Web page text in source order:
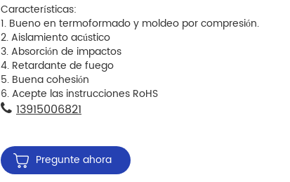
Características:
1. Bueno en termoformado y moldeo por compresión.
2. Aislamiento acústico
3. Absorción de impactos
4. Retardante de fuego
5. Buena cohesión
6. Acepte las instrucciones RoHS
13915006821
Pregunte ahora